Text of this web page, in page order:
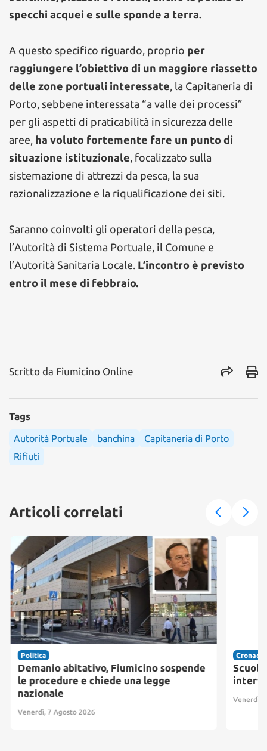
specchi acquei e sulle sponde a terra.
A questo specifico riguardo, proprio per
raggiungere l’obiettivo di un maggiore riassetto
delle zone portuali interessate, la Capitaneria di
Porto, sebbene interessata “a valle dei processi”
per gli aspetti di praticabilità in sicurezza delle
aree, ha voluto fortemente fare un punto di
situazione istituzionale, focalizzato sulla
sistemazione di attrezzi da pesca, la sua
razionalizzazione e la riqualificazione dei siti.
Saranno coinvolti gli operatori della pesca,
l’Autorità di Sistema Portuale, il Comune e
l’Autorità Sanitaria Locale. L’incontro è previsto
entro il mese di febbraio.
Scritto da Fiumicino Online
Tags
Autorità Portuale banchina
Capitaneria di Porto
Rifiuti
Articoli correlati
Politica
Demanio abitativo, Fiumicino sospende
le procedure e chiede una legge
nazionale
Venerdì, 7 Agosto 2026
Cronaca
Venerdì,